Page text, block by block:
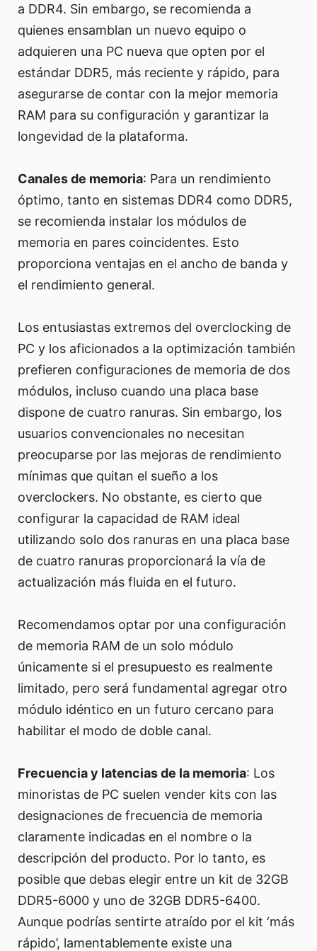
a DDR4. Sin embargo, se recomienda a
quienes ensamblan un nuevo equipo o
adquieren una PC nueva que opten por el
estándar DDR5, más reciente y rápido, para
asegurarse de contar con la mejor memoria
RAM para su configuración y garantizar la
longevidad de la plataforma.
Canales de memoria: Para un rendimiento
óptimo, tanto en sistemas DDR4 como DDR5,
se recomienda instalar los módulos de
memoria en pares coincidentes. Esto
proporciona ventajas en el ancho de banda y
el rendimiento general.
Los entusiastas extremos del overclocking de
PC y los aficionados a la optimización también
prefieren configuraciones de memoria de dos
módulos, incluso cuando una placa base
dispone de cuatro ranuras. Sin embargo, los
usuarios convencionales no necesitan
preocuparse por las mejoras de rendimiento
mínimas que quitan el sueño a los
overclockers. No obstante, es cierto que
configurar la capacidad de RAM ideal
utilizando solo dos ranuras en una placa base
de cuatro ranuras proporcionará la vía de
actualización más fluida en el futuro.
Recomendamos optar por una configuración
de memoria RAM de un solo módulo
únicamente si el presupuesto es realmente
limitado, pero será fundamental agregar otro
módulo idéntico en un futuro cercano para
habilitar el modo de doble canal.
Frecuencia y latencias de la memoria: Los
minoristas de PC suelen vender kits con las
designaciones de frecuencia de memoria
claramente indicadas en el nombre o la
descripción del producto. Por lo tanto, es
posible que debas elegir entre un kit de 32GB
DDR5-6000 y uno de 32GB DDR5-6400.
Aunque podrías sentirte atraído por el kit ‘más
rápido’, lamentablemente existe una